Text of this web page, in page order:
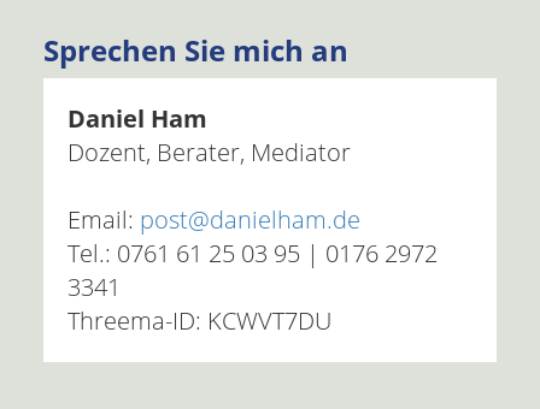
Sprechen Sie mich an
Daniel Ham
Dozent, Berater, Mediator
Email: post@danielham.de
Tel.: 0761 61 25 03 95 | 0176 2972
3341
Threema-ID: KCWVT7DU